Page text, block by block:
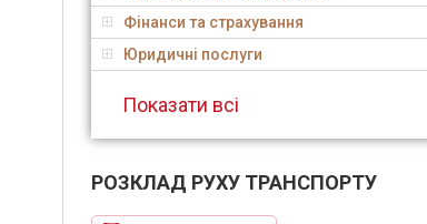
Фінанси та страхування
Юридичні послуги
Показати всі
РОЗКЛАД РУХУ ТРАНСПОРТУ